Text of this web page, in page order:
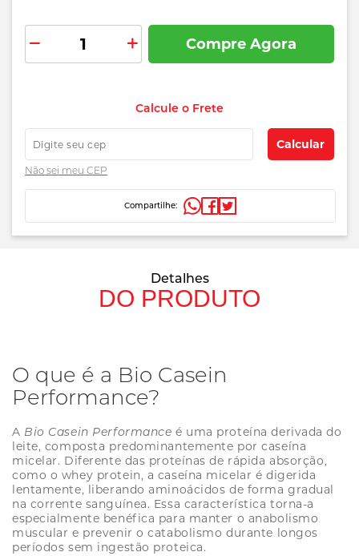
Compre Agora
favoritos
Calcule o Fretepreços
Calcular
Não sei meu CEP
Compartilhe:
Detalhes
DO PRODUTO
O que é a Bio Casein
Performance?
A Bio Casein Performance é uma proteína derivada do
leite, composta predominantemente por caseína
micelar. Diferente das proteínas de rápida absorção,
como o whey protein, a caseína micelar é digerida
lentamente, liberando aminoácidos de forma gradual
na corrente sanguínea. Essa característica torna-a
especialmente benéfica para manter o anabolismo
muscular e prevenir o catabolismo durante longos
períodos sem ingestão proteica.